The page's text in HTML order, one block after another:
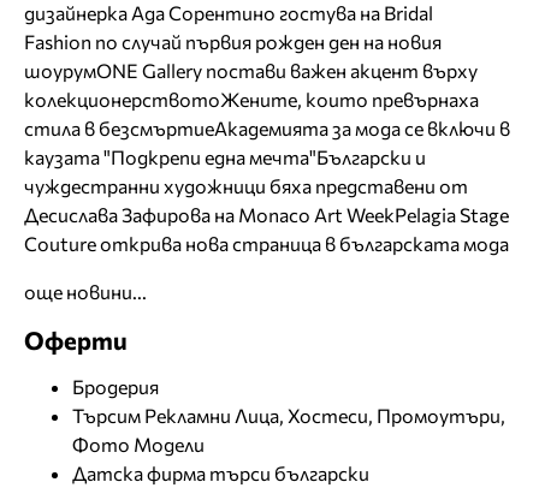
дизайнерка Ада Сорентино гостува на Bridal
Fashion по случай първия рожден ден на новия
шоурумONE Gallery постави важен акцент върху
колекционерствотоЖените, които превърнаха
стила в безсмъртиеАкадемията за мода се включи в
каузата "Подкрепи една мечта"Български и
чуждестранни художници бяха представени от
Десислава Зафирова на Monaco Art WeekPelagia Stage
Couture открива нова страница в българската мода
още новини...
Оферти
Бродерия
Търсим Рекламни Лица, Хостеси, Промоутъри,
Фото Модели
Датска фирма търси български